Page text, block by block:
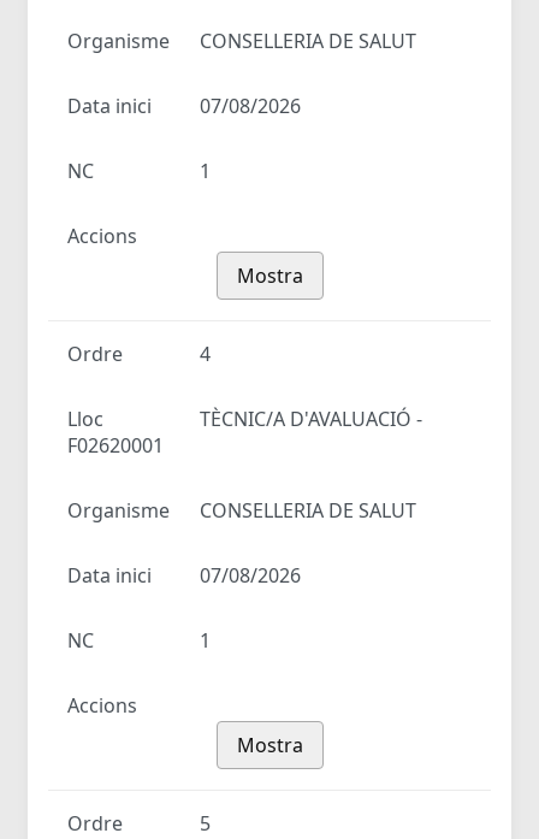
Organisme CONSELLERIA DE SALUT
Data inici 07/08/2026
NC 1
Accions
Mostra
Ordre 4
Lloc
TÈCNIC/A D'AVALUACIÓ -
F02620001
Organisme CONSELLERIA DE SALUT
Data inici 07/08/2026
NC 1
Accions
Mostra
Ordre 5